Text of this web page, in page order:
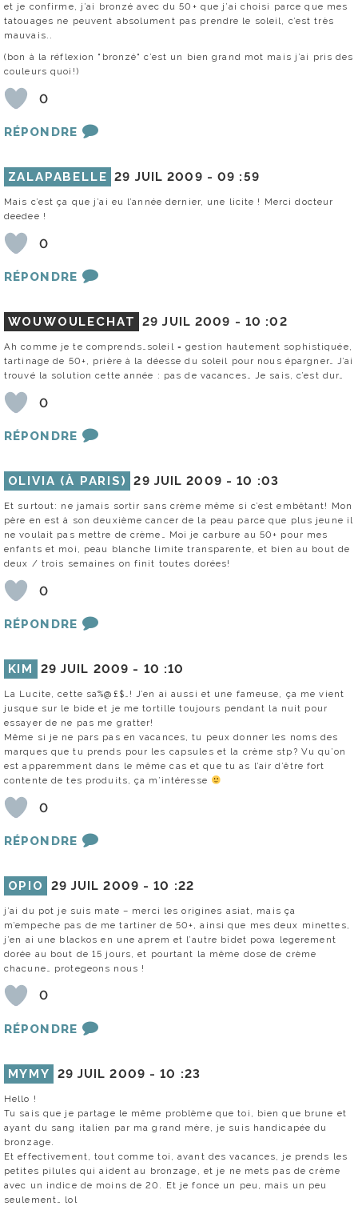
et je confirme, j’ai bronzé avec du 50+ que j’ai choisi parce que mes
tatouages ne peuvent absolument pas prendre le soleil, c’est très
mauvais..
(bon à la réflexion "bronzé" c’est un bien grand mot mais j’ai pris des
couleurs quoi!)
0
RÉPONDRE
ZALAPABELLE 29 JUIL 2009 -09 :59
Mais c’est ça que j’ai eu l’année dernier, une licite ! Merci docteur
deedee !
0
RÉPONDRE
WOUWOULECHAT 29 JUIL 2009 - 10 :02
Ah comme je te comprends…soleil = gestion hautement sophistiquée,
tartinage de 50+, prière à la déesse du soleil pour nous épargner… J’ai
trouvé la solution cette année : pas de vacances… Je sais, c’est dur…
0
RÉPONDRE
OLIVIA (À PARIS) 29 JUIL 2009 -10 :03
Et surtout: ne jamais sortir sans crème même si c’est embêtant! Mon
père en est à son deuxième cancer de la peau parce que plus jeune il
ne voulait pas mettre de crème… Moi je carbure au 50+ pour mes
enfants et moi, peau blanche limite transparente, et bien au bout de
deux / trois semaines on finit toutes dorées!
0
RÉPONDRE
KIM 29 JUIL 2009 - 10 :10
La Lucite, cette sa%@£$…! J’en ai aussi et une fameuse, ça me vient
jusque sur le bide et je me tortille toujours pendant la nuit pour
essayer de ne pas me gratter!
Même si je ne pars pas en vacances, tu peux donner les noms des
marques que tu prends pour les capsules et la crème stp? Vu qu’on
est apparemment dans le même cas et que tu as l’air d’être fort
contente de tes produits, ça m’intéresse
0
RÉPONDRE
OPIO 29 JUIL 2009 -10 :22
j’ai du pot je suis mate – merci les origines asiat, mais ça
m’empeche pas de me tartiner de 50+, ainsi que mes deux minettes,
j’en ai une blackos en une aprem et l’autre bidet powa legerement
dorée au bout de 15 jours, et pourtant la même dose de crème
chacune… protegeons nous !
0
RÉPONDRE
MYMY 29 JUIL 2009 -10 :23
Hello !
Tu sais que je partage le même problème que toi, bien que brune et
ayant du sang italien par ma grand mère, je suis handicapée du
bronzage.
Et effectivement, tout comme toi, avant des vacances, je prends les
petites pilules qui aident au bronzage, et je ne mets pas de crème
avec un indice de moins de 20. Et je fonce un peu, mais un peu
seulement… lol